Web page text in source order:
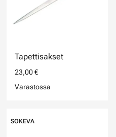
Tapettisakset
23,00 €
Varastossa
SOKEVA